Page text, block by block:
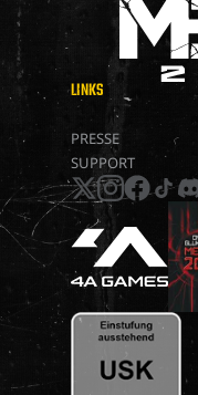
LINKS
PRESSE
SUPPORT
x instagram
tiktok